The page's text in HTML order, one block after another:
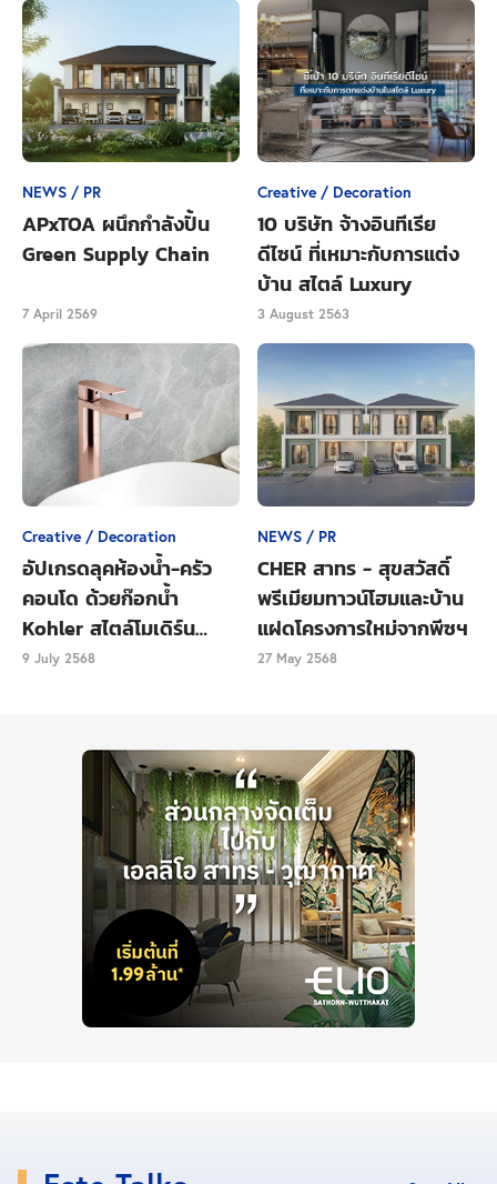
คุณสะดวกสบายมากขึ้น เมื่อต้องเปิดกล่อง เปิดหีบห่อ
สิ่งของที่ซื้อมาใหม่ หรือในกรณีที่ต้องประกอบเฟอร์นิเจอร์
เจาะตะขอเพื่อแขวนของตกแต่ง ช่วยลดสถานการณ์ที่
สร้างความหงุดหงิด ไม่ต้องหยุดกะทันหันเพื่อออกไปหา
เครื่องไม้เครื่องมือมาใช้ให้เสียเวลา
เก้าอี้หรือบันไดขนาดเล็ก
หากห้องของคุณเป็นห้องเพดานสูง เก้าอี้หรือบันไดขนาด
เล็กเป็นสิ่งหนึ่งที่ช่วยได้มาก ในกรณีที่ต้องการติดตั้งหลอด
ไฟหรือประกอบเฟอร์นิเจอร์ ทั้งนี้ เราแนะนำว่าเก้าอี้หรือ
บันไดที่ใช้ควรมีน้ำหนักเบา สะดวกต่อการเคลื่อนย้าย
และสามารถพับเก็บได้
Close Ads
ม่านห้องน้ำ
หากภายในห้องน้ำไม่ได้มาพร้อมกระจกกั้นหรือผนังแยก
สัดส่วนพื้นที่แห้งและเปียก ควรเตรียมม่านห้องน้ำไว้เพื่อ
แยกสัดส่วนให้เรียบร้อย ในวันย้ายเข้าคุณอาจต้องการ
ชำระล้างร่างกายให้สดชื่น และเหนื่อยเกินกว่าจะ
ทำความสะอาด
สิ่งสำคัญที่คุณปฏิเสธไม่ได้ว่าควรเตรียมไว้ก่อนย้ายเข้า
คือกระดาษชำระหรือกระดาษทิชชูสำหรับทำความสะอาด
ควรเตรียมเผื่อไว้ดีกว่าไม่มีใช้เมื่อจำเป็น
ชุดปฐมพยาบาล
ในกรณีที่เกิดอุบัติเหตุระหว่างการย้ายเข้า ไม่ว่าจะหกล้ม
จากการสะดุดสิ่งของ หรือทำคัตเตอร์บาดนิ้วมือขณะเปิด
กล่อง การมีชุดปฐมพยาบาลไว้ก็ช่วยให้อุ่นใจมากขึ้น สิ่งที่
NEWS / PR
APxTOA ผนึกกำลังปั้น
Green Supply Chain
7 April 2569
Creative / Decoration
10 บริษัท จ้างอินทีเรีย
ดีไซน์ ที่เหมาะกับการแต่ง
บ้าน สไตล์ Luxury
3 August 2563
Creative / Decoration
อัปเกรดลุคห้องน้ำ-ครัว
คอนโด ด้วยก๊อกน้ำ
Kohler สไตล์โมเดิร์น
เรียบหรู
9 July 2568
NEWS / PR
CHER สาทร - สุขสวัสดิ์
พรีเมียมทาวน์โฮมและบ้าน
แฝดโครงการใหม่จากพีซฯ
27 May 2568